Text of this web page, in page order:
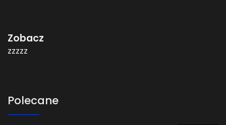
Zobacz
zzzzz
Polecane